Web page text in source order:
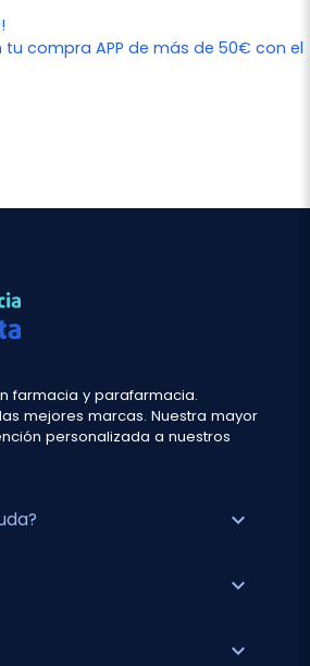
tu compra APP de más de 50€ con el
farmacia y parafarmacia.
mejores marcas. Nuestra mayor
personalizada a nuestros
expand_more
expand_more
expand_more